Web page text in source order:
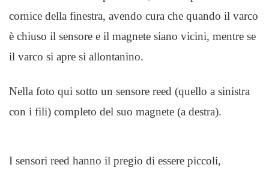
cornice della finestra, avendo cura che quando il varco
è chiuso il sensore e il magnete siano vicini, mentre se
il varco si apre si allontanino.
Nella foto qui sotto un sensore reed (quello a sinistra
con i fili) completo del suo magnete (a destra).
I sensori reed hanno il pregio di essere piccoli,